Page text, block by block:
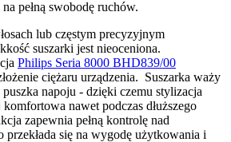
lub częstym precyzyjnym
suszarki jest nieoceniona.
Philips Seria 8000 BHD839/00
ciężaru urządzenia.  Suszarka waży
napoju - dzięki czemu stylizacja
komfortowa nawet podczas dłuższego
zapewnia pełną kontrolę nad
się na wygodę użytkowania i